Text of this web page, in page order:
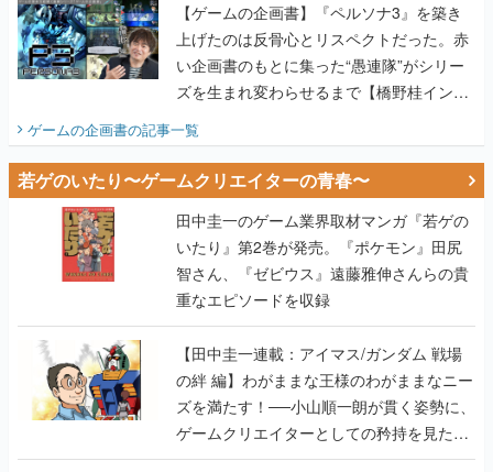
【ゲームの企画書】『ペルソナ3』を築き
上げたのは反骨心とリスペクトだった。赤
い企画書のもとに集った“愚連隊”がシリー
ズを生まれ変わらせるまで【橋野桂インタ
ビュー】
ゲームの企画書の記事一覧
若ゲのいたり〜ゲームクリエイターの青春〜
田中圭一のゲーム業界取材マンガ『若ゲの
いたり』第2巻が発売。『ポケモン』田尻
智さん、『ゼビウス』遠藤雅伸さんらの貴
重なエピソードを収録
【田中圭一連載：アイマス/ガンダム 戦場
の絆 編】わがままな王様のわがままなニー
ズを満たす！──小山順一朗が貫く姿勢に、
ゲームクリエイターとしての矜持を見た
【若ゲのいたり最終回】